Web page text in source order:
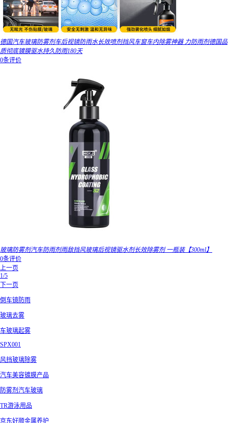
德国汽车玻璃防雾剂车后视镜防雨水长效喷剂挡风车窗车内除雾神器 力防雨剂德国品
质彻底镀膜驱水持久防雨180天
0条评价
玻璃防雾剂汽车防雨剂雨敌挡风玻璃后视镜驱水剂长效除雾剂 一瓶装【300ml】
0条评价
上一页
1/5
下一页
倒车镜防雨
玻璃去雾
车玻璃起雾
SPX001
风挡玻璃除雾
汽车美容镀膜产品
防雾剂汽车玻璃
TR游泳用品
京东好顺金属养护